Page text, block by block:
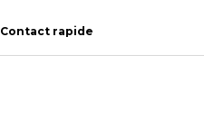
Contact rapide